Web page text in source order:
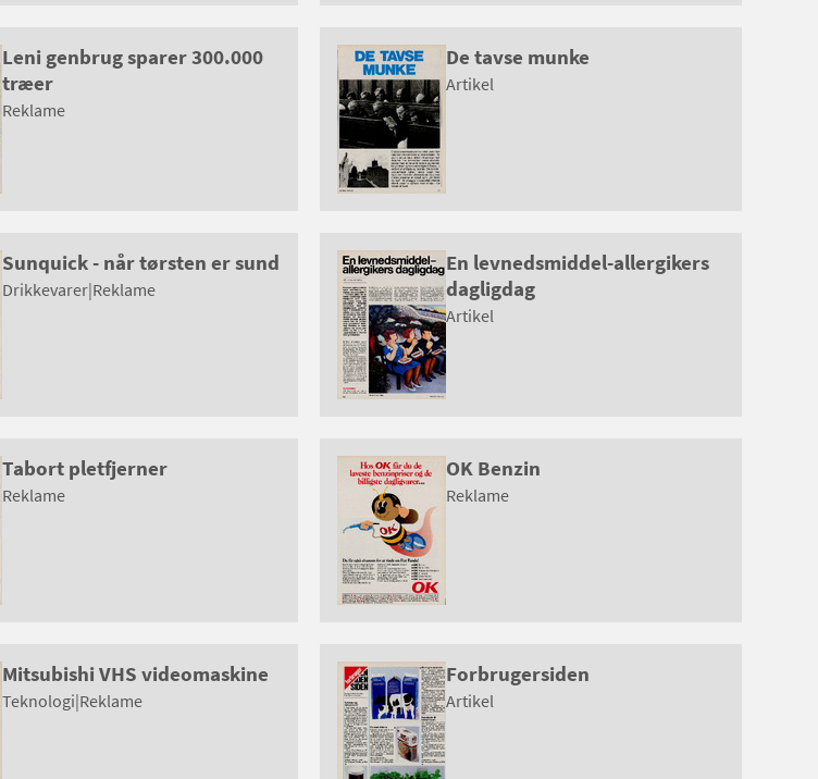
Leni genbrug sparer 300.000
træer
Reklame
De tavse munke
Artikel
Sunquick - når tørsten er sund
Drikkevarer|Reklame
En levnedsmiddel-allergikers
dagligdag
Artikel
Tabort pletfjerner
Reklame
OK Benzin
Reklame
Mitsubishi VHS videomaskine
Teknologi|Reklame
Forbrugersiden
Artikel